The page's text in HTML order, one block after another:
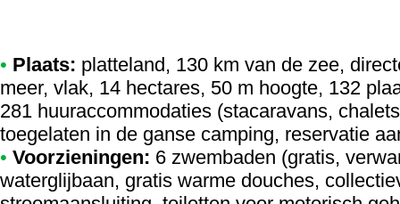
• Plaats: platteland, 130 km van de zee,
meer, vlak, 14 hectares, 50 m hoogte, 132
281 huuraccommodaties (stacaravans,
toegelaten in de ganse camping, reservatie
• Voorzieningen: 6 zwembaden (gratis,
waterglijbaan, gratis warme douches,